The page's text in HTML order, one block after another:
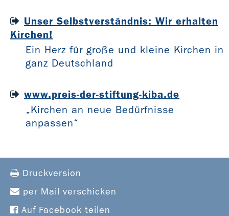
Unser Selbstverständnis: Wir erhalten
Kirchen!
Ein Herz für große und kleine Kirchen in
ganz Deutschland
www.preis-der-stiftung-kiba.de
„Kirchen an neue Bedürfnisse
anpassen“
Druckversion
per Mail verschicken
Auf Facebook teilen